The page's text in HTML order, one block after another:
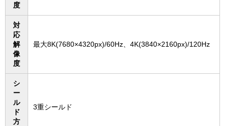
度
対
応
解
像
度
最大8K(7680×4320px)/60Hz、4K(3840×2160px)/120Hz
シ
ー
ル
ド
方
3重シールド